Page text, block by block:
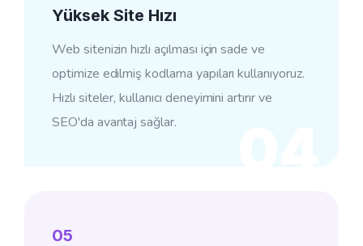
Yüksek Site Hızı
Web sitenizin hızlı açılması için sade ve
optimize edilmiş kodlama yapıları kullanıyoruz.
Hızlı siteler, kullanıcı deneyimini artırır ve
SEO'da avantaj sağlar.
05